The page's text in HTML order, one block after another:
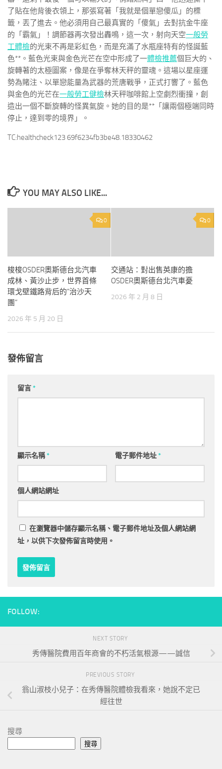
了貼在他背後衣領上，那張寫著「我就是個單戀傻瓜」的標
籤，丟了進去。他必須用自己最真實的「傻氣」去對抗金牛座
的「霸氣」！調節器再次發出轟鳴，這一次，射向天空一般勞
工體檢的光束不再是彩虹色，而是充滿了水瓶座特有的怪誕藍
色**。藍色光束與金色光芒在空中形成了一體檢推薦個巨大的、
旋轉著的太極圖案，像是在爭奪林天秤的靈魂。這場以星座運
勢為賭注、以單戀能量為武器的荒唐戰爭，正式打響了。藍色
與金色的光芒在一般勞工健檢林天秤咖啡館上空劇烈衝撞，創
造出一個不斷旋轉的怪異氣旋。她的目的是**「讓兩個極端同時
停止，達到零的境界」。
TC:healthcheck123 69f6234fb3be48.18330462
YOU MAY ALSO LIKE...
0
梭梭OSDER奧斯德台北汽車
成林、黃沙止步，世界首條
環戈壁鐵路背后的“治沙天
團”
2026 年 5 月 20 日
0
交通站：對出售英康的擔
OSDER奧斯德台北汽車憂
2026 年 2 月 8 日
發佈留言
留言*
顯示名稱* 電子郵件地址*
個人網站網址
在瀏覽器中儲存顯示名稱、電子郵件地址及個人網站網
址，以供下次發佈留言時使用。
FOLLOW:
NEXT STORY
秀傳醫院費用百年商會的不朽活氣根源——誠信
PREVIOUS STORY
翁山淑枝小兒子：在秀傳醫院體檢我看來，她說不定已
經往世
搜尋
搜尋